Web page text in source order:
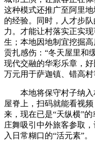
这种模式还推广至阿里
的经验。同时，人才步
力。才能让村落实正实
生；本地因地制宜挖掘
贡扎感伤：“冬天屋里和
现代交融的华彩乐章，
万元用于萨迦镇、错高村
本地将保守村子纳入
屋脊上，扫码就能看视
来，现在已是“天纵横”
庄舞吸引中外旅客参取
入日常糊口的“活元素”。